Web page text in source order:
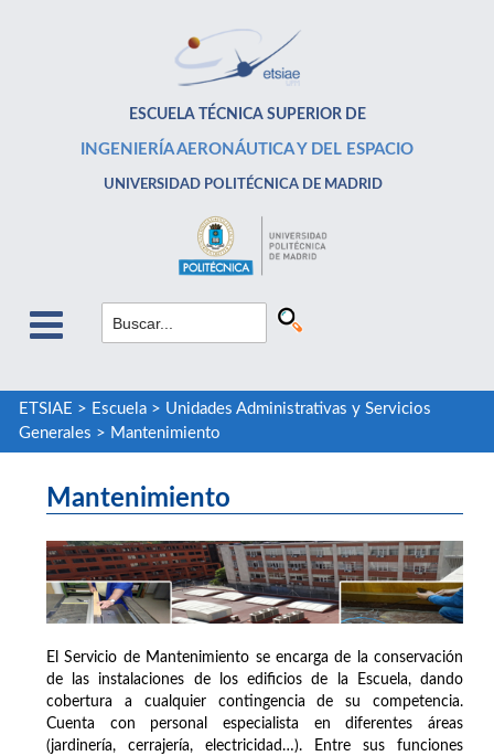
ESCUELA TÉCNICA SUPERIOR DE
INGENIERÍA AERONÁUTICA Y DEL ESPACIO
UNIVERSIDAD POLITÉCNICA DE MADRID
ETSIAE > Escuela> Unidades Administrativas y Servicios
Generales > Mantenimiento
Mantenimiento
El Servicio de Mantenimiento se encarga de la conservación
de las instalaciones de los edificios de la Escuela, dando
cobertura a cualquier contingencia de su competencia.
Cuenta con personal especialista en diferentes áreas
(jardinería, cerrajería, electricidad…). Entre sus funciones